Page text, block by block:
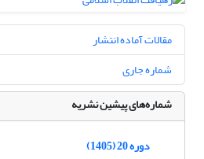
مقالات آماده انتشار
شماره جاری
شماره‌های پیشین نشریه
دوره 20 (1405)